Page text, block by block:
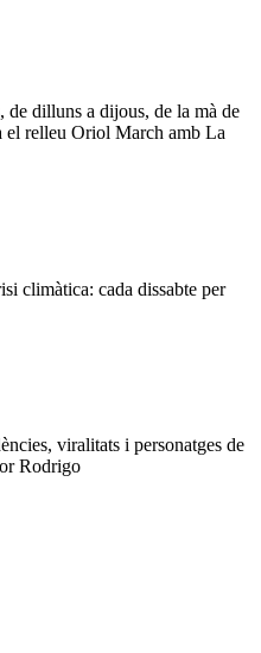
de dilluns a dijous, de la mà de
el relleu Oriol March amb La
climàtica: cada dissabte per
viralitats i personatges de
Rodrigo